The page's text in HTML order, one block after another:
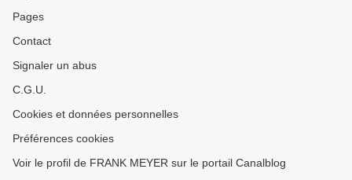
Pages
Contact
Signaler un abus
C.G.U.
Cookies et données personnelles
Préférences cookies
Voir le profil de FRANK MEYER sur le portail Canalblog